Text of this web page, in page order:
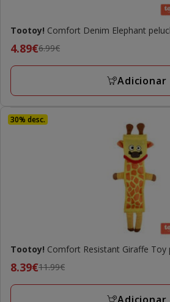
Tootoy! Comfort Denim Elephant
Preço
anterior
preço
4.89€
4.89€6.99€
Adicionar
30% desc.
Tootoy! Comfort Resistant Giraffe Toy
Preço
anterior
8.39€11.99€